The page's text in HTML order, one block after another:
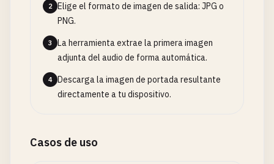
2
Elige el formato de imagen de salida: JPG o
PNG.
3
La herramienta extrae la primera imagen
adjunta del audio de forma automática.
4
Descarga la imagen de portada resultante
directamente a tu dispositivo.
Casos de uso